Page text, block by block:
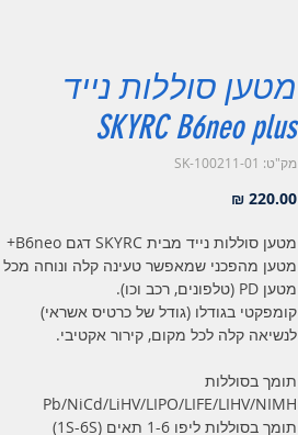
מטען סוללות נייד
SKYRC B6neo plus
מק"ט: SK-100211-01
מטען סוללות נייד מבית SKYRC דגם B6neo+
מטען מהפכני שמאפשר טעינה קלה ונוחה מכל
מטען PD (טלפונים, רכב וכו).
קומפקטי בגודלו (גודל של כרטיס אשראי)
לנשיאה קלה לכל מקום, קירור אקטיבי.
תומך בסוללות
Pb/NiCd/LiHV/LIPO/LIFE/LIHV/NIMH
תומך בסוללות ליפו 1-6 תאים (1S-6S)